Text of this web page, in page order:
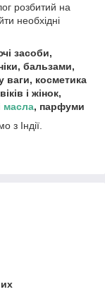
розбитий на
необхідні
засоби,
бальзами,
ваги, косметика
і жінок,
масла, парфуми
з Індії.